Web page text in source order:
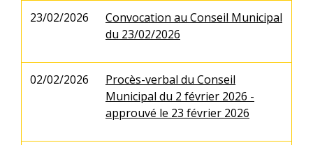
23/02/2026
Convocation au Conseil Municipal
du 23/02/2026
02/02/2026
Procès-verbal du Conseil
Municipal du 2 février 2026 -
approuvé le 23 février 2026